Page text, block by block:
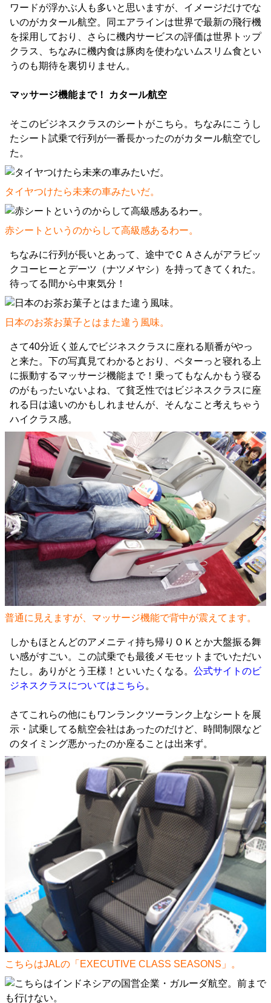
ワードが浮かぶ人も多いと思いますが、イメージだけでな
いのがカタール航空。同エアラインは世界で最新の飛行機
を採用しており、さらに機内サービスの評価は世界トップ
クラス、ちなみに機内食は豚肉を使わないムスリム食とい
うのも期待を裏切りません。
マッサージ機能まで！ カタール航空
そこのビジネスクラスのシートがこちら。ちなみにこうし
たシート試乗で行列が一番長かったのがカタール航空でし
た。
タイヤつけたら未来の車みたいだ。
赤シートというのからして高級感あるわー。
ちなみに行列が長いとあって、途中でＣＡさんがアラビッ
クコーヒーとデーツ（ナツメヤシ）を持ってきてくれた。
待ってる間から中東気分！
日本のお茶お菓子とはまた違う風味。
さて40分近く並んでビジネスクラスに座れる順番がやっ
と来た。下の写真見てわかるとおり、ペターっと寝れる上
に振動するマッサージ機能まで！乗ってもなんかもう寝る
のがもったいないよね、て貧乏性ではビジネスクラスに座
れる日は遠いのかもしれませんが、そんなこと考えちゃう
ハイクラス感。
普通に見えますが、マッサージ機能で背中が震えてます。
しかもほとんどのアメニティ持ち帰りＯＫとか大盤振る舞
い感がすごい。この試乗でも最後メモセットまでいただい
たし。ありがとう王様！といいたくなる。 公式サイトのビ
ジネスクラスについてはこちら 。
さてこれらの他にもワンランクツーランク上なシートを展
示・試乗してる航空会社はあったのだけど、時間制限など
のタイミング悪かったのか座ることは出来ず。
こちらはJALの「EXECUTIVE CLASS SEASONS」。